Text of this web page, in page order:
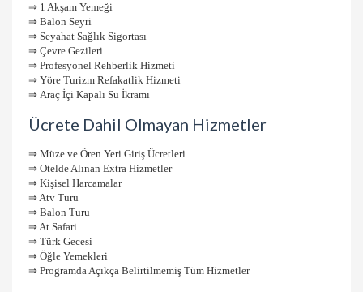
⇒ 1 Akşam Yemeği
⇒ Balon Seyri
⇒ Seyahat Sağlık Sigortası
⇒ Çevre Gezileri
⇒ Profesyonel Rehberlik Hizmeti
⇒ Yöre Turizm Refakatlik Hizmeti
⇒ Araç İçi Kapalı Su İkramı
Ücrete Dahil Olmayan Hizmetler
⇒ Müze ve Ören Yeri Giriş Ücretleri
⇒ Otelde Alınan Extra Hizmetler
⇒ Kişisel Harcamalar
⇒Atv Turu
⇒ Balon Turu
⇒At Safari
⇒ Türk Gecesi
⇒ Öğle Yemekleri
⇒ Programda Açıkça Belirtilmemiş Tüm Hizmetler